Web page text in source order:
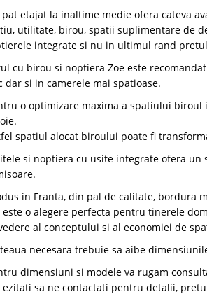
pat etajat la inaltime medie ofera cateva
utilitate, birou, spatii suplimentare de
integrate si nu in ultimul rand
cu birou si noptiera Zoe este
dar si in camerele mai spatioase.
o optimizare maxima a spatiului
spatiul alocat biroului poate fi
si noptiera cu usite integrate ofera
in Franta, din pal de calitate,
este o alegere perfecta pentru tinerele
al conceptului si al economiei de
necesara trebuie sa aibe
dimensiuni si modele va rugam
ezitati sa ne contactati pentru detalii,